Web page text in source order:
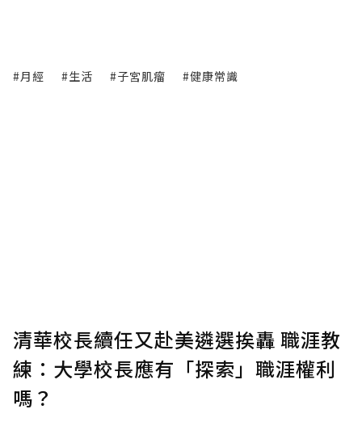
#月經 #生活 #子宮肌瘤 #健康常識
清華校長續任又赴美遴選挨轟 職涯教
練：大學校長應有「探索」職涯權利
嗎？